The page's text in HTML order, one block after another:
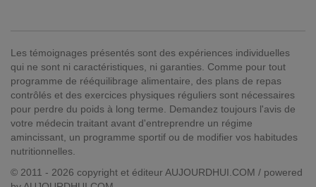
Les témoignages présentés sont des expériences individuelles
qui ne sont ni caractéristiques, ni garanties. Comme pour tout
programme de rééquilibrage alimentaire, des plans de repas
contrôlés et des exercices physiques réguliers sont nécessaires
pour perdre du poids à long terme. Demandez toujours l'avis de
votre médecin traitant avant d'entreprendre un régime
amincissant, un programme sportif ou de modifier vos habitudes
nutritionnelles.
© 2011 - 2026 copyright et éditeur AUJOURDHUI.COM / powered